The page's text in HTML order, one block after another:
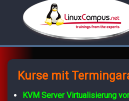
Kurse mit
KVM Server Virtualisierung